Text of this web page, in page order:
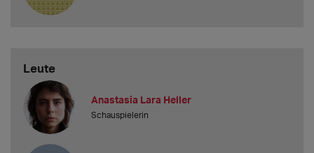
Leute
Anastasia Lara Heller
Schauspielerin